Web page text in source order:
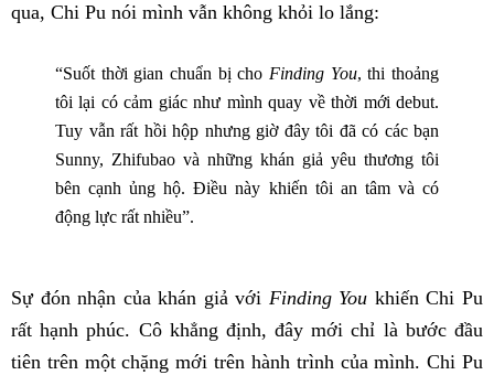
qua, Chi Pu nói mình vẫn không khỏi lo lắng:
“Suốt thời gian chuẩn bị cho Finding You, thi thoảng
tôi lại có cảm giác như mình quay về thời mới debut.
Tuy vẫn rất hồi hộp nhưng giờ đây tôi đã có các bạn
Sunny, Zhifubao và những khán giả yêu thương tôi
bên cạnh ủng hộ. Điều này khiến tôi an tâm và có
động lực rất nhiều”.
Sự đón nhận của khán giả với Finding You khiến Chi Pu
rất hạnh phúc. Cô khẳng định, đây mới chỉ là bước đầu
tiên trên một chặng mới trên hành trình của mình. Chi Pu